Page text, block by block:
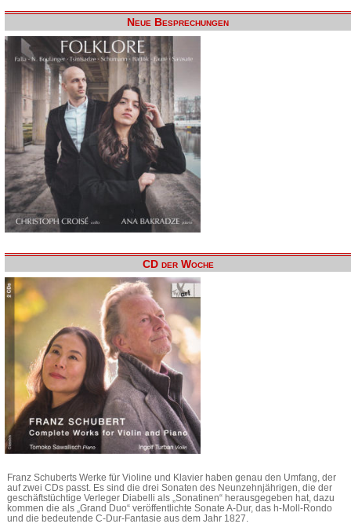
Neue Besprechungen
CD der Woche
Franz Schuberts Werke für Violine und Klavier haben genau den Umfang, der
auf zwei CDs passt. Es sind die drei Sonaten des Neunzehnjährigen, die der
geschäftstüchtige Verleger Diabelli als „Sonatinen“ herausgegeben hat, dazu
kommen die als „Grand Duo“ veröffentlichte Sonate A-Dur, das h-Moll-Rondo
und die bedeutende C-Dur-Fantasie aus dem Jahr 1827.